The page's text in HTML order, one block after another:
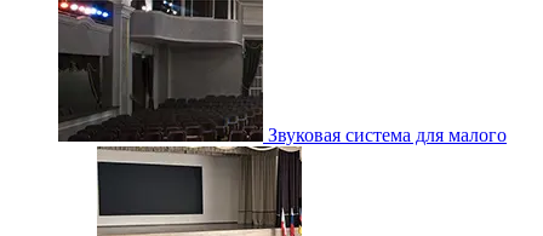
Звуковая система для малого